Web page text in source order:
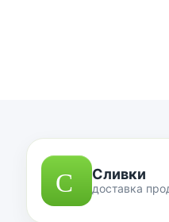
Сливки
доставка